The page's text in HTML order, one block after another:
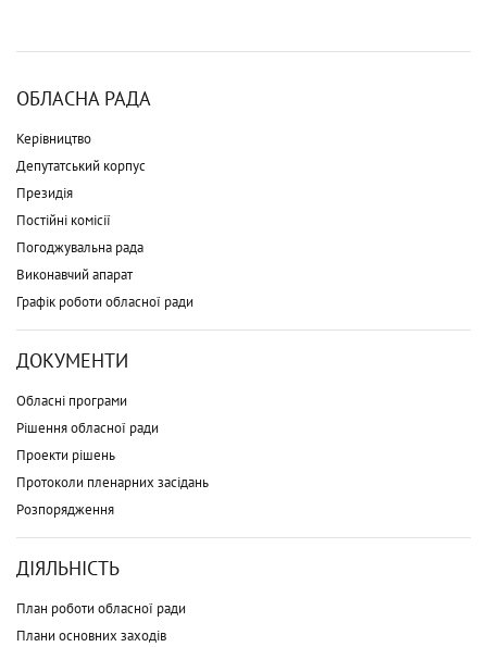
ОБЛАСНА РАДА
Керівництво
Депутатський корпус
Президія
Постійні комісії
Погоджувальна рада
Виконавчий апарат
Графік роботи обласної ради
ДОКУМЕНТИ
Обласні програми
Рішення обласної ради
Проекти рішень
Протоколи пленарних засідань
Розпорядження
ДІЯЛЬНІСТЬ
План роботи обласної ради
Плани основних заходів